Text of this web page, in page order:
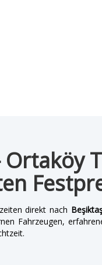
direkt nach
Fahrzeugen,